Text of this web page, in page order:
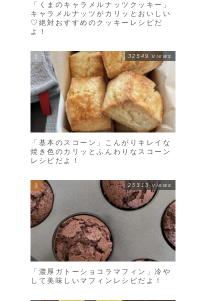
「くまのキャラメルナッツクッキー」
キャラメルナッツがカリッとおいしい
♡絶対おすすめのクッキーレシピだ
よ！
「基本のスコーン」こんがりキレイな
焼き色のカリッとふんわりなスコーン
レシピだよ！
32549 views
「濃厚ガトーショコラマフィン」冷や
して美味しいマフィンレシピだよ！
25313 views